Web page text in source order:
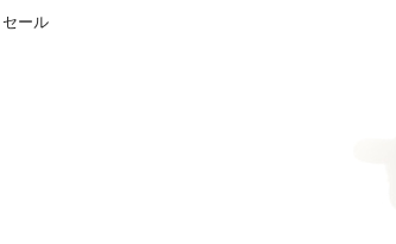
セール